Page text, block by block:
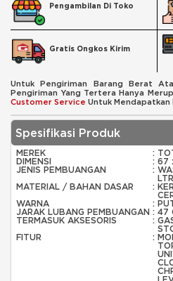
Pengambilan Di Toko
Gratis Ongkos Kirim
Untuk Pengiriman Barang Berat
Pengiriman Yang Tertera Hanya
Customer Service Untuk Mendapatkan
Spesifikasi Produk
MEREK :
DIMENSI
: 67
JENIS PEMBUANGAN
:
MATERIAL / BAHAN DASAR
:
WARNA
:
JARAK LUBANG PEMBUANGAN : 47
TERMASUK AKSESORIS
:
FITUR
: